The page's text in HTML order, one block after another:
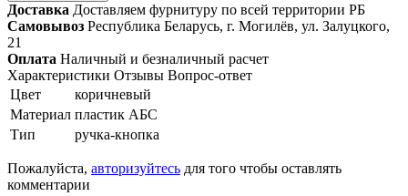
Доставка Доставляем фурнитуру по всей территории РБ
Самовывоз Республика Беларусь, г. Могилёв, ул. Залуцкого,
21
Оплата Наличный и безналичный расчет
Характеристики Отзывы Вопрос-ответ
Цвет
коричневый
Материал пластик АБС
Тип
ручка-кнопка
Пожалуйста, авторизуйтесь для того чтобы оставлять
комментарии